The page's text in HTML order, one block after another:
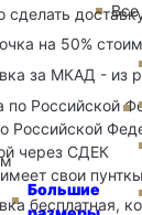
Большие
сделать
на 50%
за МКАД - из
Российской
через СДЕК
свои
бесплатная,